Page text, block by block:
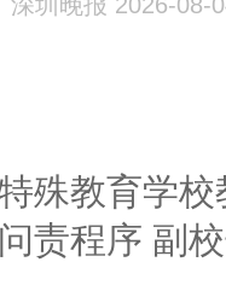
殊教育学
责程序 副